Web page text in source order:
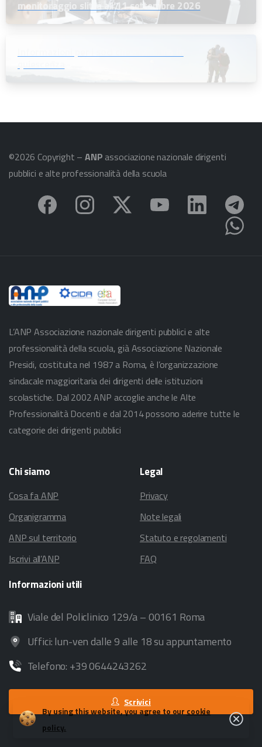
monitoraggio slitta all’11 settembre 2026
©2026 Copyright –ANP associazione nazionale dirigenti
pubblici e alte professionalità della scuola
L’ANP Associazione nazionale dirigenti pubblici e alte
professionalità della scuola, già Associazione Nazionale
Presidi, costituita nel 1987 a Roma, è l’organizzazione
sindacale maggioritaria dei dirigenti delle istituzioni
scolastiche. Dal 2002 ANP accoglie anche le Alte
Professionalità Docenti e dal 2014 possono aderire tutte le
categorie dei dirigenti pubblici
Chisiamo
Cosa fa ANP
Organigramma
ANP sul territorio
Iscrivi all’ANP
Legal
Privacy
Note legali
Statuto e regolamenti
FAQ
Informazioniutili
Viale del Policlinico 129/a – 00161 Roma
Uffici: lun-ven dalle 9 alle 18 su appuntamento
Telefono: +39 0644243262
Scrivici
By using this website, you agree to our cookie
policy.
Close